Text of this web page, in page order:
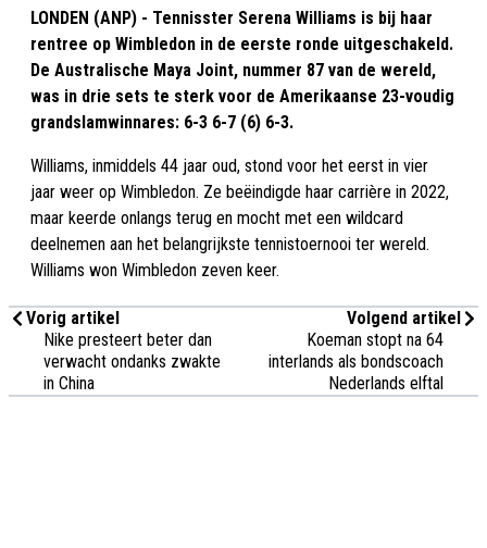
LONDEN (ANP) - Tennisster Serena Williams is bij haar
rentree op Wimbledon in de eerste ronde uitgeschakeld.
De Australische Maya Joint, nummer 87 van de wereld,
was in drie sets te sterk voor de Amerikaanse 23-voudig
grandslamwinnares: 6-3 6-7 (6) 6-3.
Williams, inmiddels 44 jaar oud, stond voor het eerst in vier
jaar weer op Wimbledon. Ze beëindigde haar carrière in 2022,
maar keerde onlangs terug en mocht met een wildcard
deelnemen aan het belangrijkste tennistoernooi ter wereld.
Williams won Wimbledon zeven keer.
Vorig artikel
Nike presteert beter dan
verwacht ondanks zwakte
in China
Volgend artikel
Koeman stopt na 64
interlands als bondscoach
Nederlands elftal